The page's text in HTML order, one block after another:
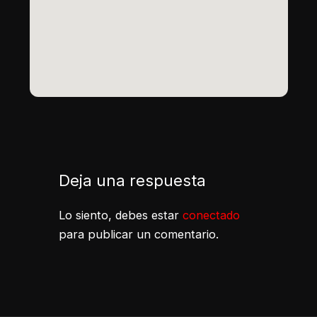
Deja una respuesta
Lo siento, debes estar conectado
para publicar un comentario.